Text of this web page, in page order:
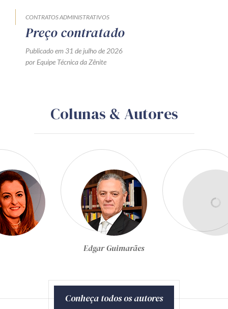
CONTRATOS ADMINISTRATIVOS
Preço contratado
Publicado em 31 de julho de 2026
por Equipe Técnica da Zênite
Colunas & Autores
Egon Bockmann Moreira
Conheça todos os autores